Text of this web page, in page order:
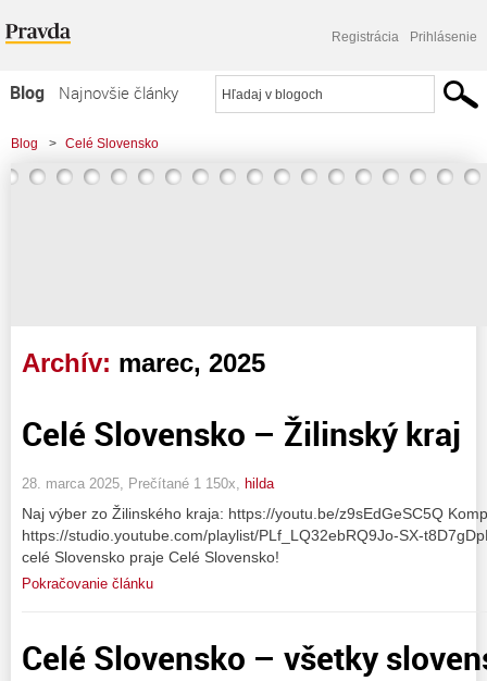
Registrácia Prihlásenie
Blog
Najnovšie články
Najčítanejšie články
Najkomentovanejšie články
Blog > Celé Slovensko
Archív: marec, 2025
Celé Slovensko – Žilinský kraj
28. marca 2025, Prečítané 1 150x, hilda
Naj výber zo Žilinského kraja: https://youtu.be/z9sEdGeSC5Q
https://studio.youtube.com/playlist/PLf_LQ32ebRQ9Jo-SX-
celé Slovensko praje Celé Slovensko!
Pokračovanie článku
Celé Slovensko – všetky